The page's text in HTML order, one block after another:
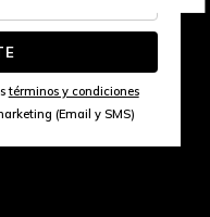
términos y condiciones
(Email y SMS)